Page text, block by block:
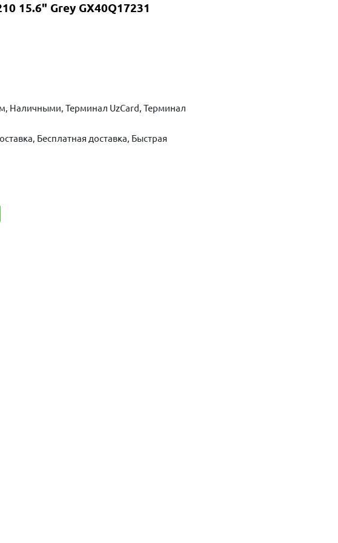
15.6" Grey GX40Q17231
Наличными, Терминал UzCard, Терминал
Бесплатная доставка, Быстрая